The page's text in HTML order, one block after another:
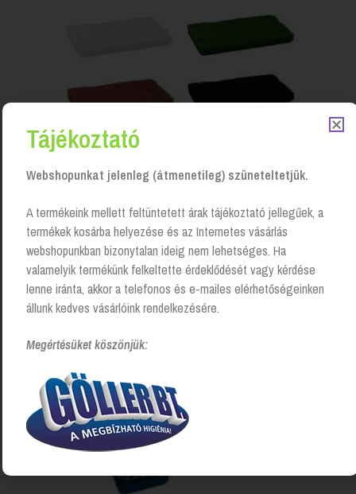
Pad kézi, 12x25cm
Login to see prices
Tájékoztató
Webshopunkat jelenleg (átmenetileg) szüneteltetjük.
A termékeink mellett feltüntetett árak tájékoztató jellegűek, a
termékek kosárba helyezése és az Internetes vásárlás
webshopunkban bizonytalan ideig nem lehetséges. Ha
valamelyik termékünk felkeltette érdeklődését vagy kérdése
lenne iránta, akkor a telefonos és e-mailes elérhetőségeinken
állunk kedves vásárlóink rendelkezésére.
Megértésüket köszönjük: